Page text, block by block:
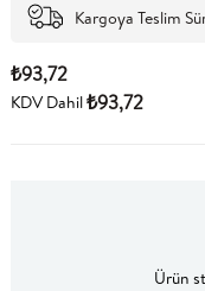
Kargoya Teslim
₺93,72
KDV Dahil₺93,72
Ürün